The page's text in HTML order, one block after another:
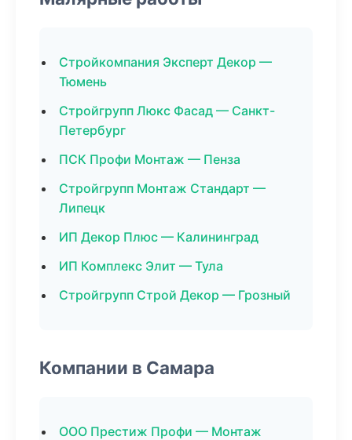
Стройкомпания Эксперт Декор —
Тюмень
Стройгрупп Люкс Фасад — Санкт-
Петербург
ПСК Профи Монтаж — Пенза
Стройгрупп Монтаж Стандарт —
Липецк
ИП Декор Плюс — Калининград
ИП Комплекс Элит — Тула
Стройгрупп Строй Декор — Грозный
Компании в Самара
ООО Престиж Профи — Монтаж